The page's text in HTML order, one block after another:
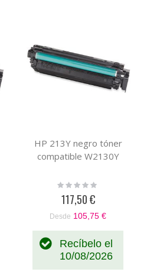
HP 213Y negro tóner
compatible W2130Y
Rating:
117,50 €
Desde 105,75 €
Recíbelo el
10/08/2026